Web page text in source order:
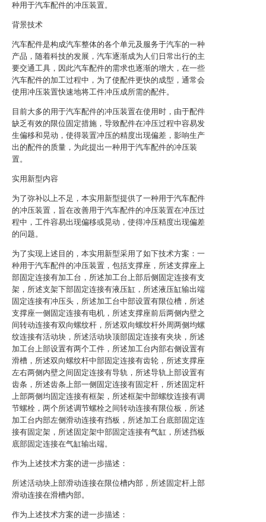
种用于汽车配件的冲压装置。
背景技术
汽车配件是构成汽车整体的各个单元及服务于汽车的一种
产品，随着科技的发展，汽车逐渐成为人们日常出行的主
要交通工具，因此汽车配件的需求也逐渐的增大，在一些
汽车配件的加工过程中，为了使配件更快的成型，通常会
使用冲压装置快速地将工件冲压成所需的配件。
目前大多的用于汽车配件的冲压装置在使用时，由于配件
缺乏有效的限位固定措施，导致配件在冲压过程中容易发
生偏移和晃动，使得装置冲压的精度出现偏差，影响生产
出的配件的质量，为此提出一种用于汽车配件的冲压装
置。
实用新型内容
为了弥补以上不足，本实用新型提供了一种用于汽车配件
的冲压装置，旨在改善用于汽车配件的冲压装置在冲压过
程中，工件容易出现偏移或晃动，使得冲压精度出现偏差
的问题。
为了实现上述目的，本实用新型采用了如下技术方案：一
种用于汽车配件的冲压装置，包括支撑座，所述支撑座上
部固定连接有加工台，所述加工台上部后侧固定连接有支
架，所述支架下部固定连接有液压缸，所述液压缸输出端
固定连接有冲压头，所述加工台中部设置有限位槽，所述
支撑座一侧固定连接有电机，所述支撑座前后两侧内壁之
间转动连接有双向螺纹杆，所述双向螺纹杆外周两侧均螺
纹连接有活动块，所述活动块顶部固定连接有夹块，所述
加工台上部设置有两个工件，所述加工台内部右侧设置有
滑槽，所述双向螺纹杆中部固定连接有齿轮，所述支撑座
左右两侧内壁之间固定连接有导轨，所述导轨上部设置有
齿条，所述齿条上部一侧固定连接有固定杆，所述固定杆
上部两侧均固定连接有框架，所述框架中部螺纹连接有调
节螺栓，两个所述调节螺栓之间转动连接有限位板，所述
加工台内部左侧滑动连接有挡板，所述加工台底部固定连
接有固定架，所述固定架中部固定连接有气缸，所述挡板
底部固定连接在气缸输出端。
作为上述技术方案的进一步描述：
所述活动块上部滑动连接在限位槽内部，所述固定杆上部
滑动连接在滑槽内部。
作为上述技术方案的进一步描述：